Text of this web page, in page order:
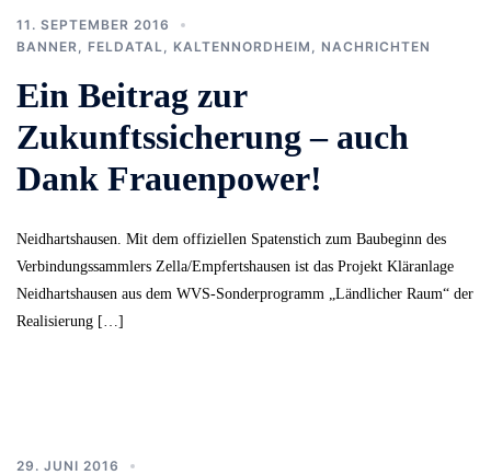
11. SEPTEMBER 2016
BANNER
FELDATAL KALTENNORDHEIM NACHRICHTEN
Ein Beitrag zur
Zukunftssicherung – auch
Dank Frauenpower!
Neidhartshausen. Mit dem offiziellen Spatenstich zum Baubeginn des
Verbindungssammlers Zella/Empfertshausen ist das Projekt Kläranlage
Neidhartshausen aus dem WVS-Sonderprogramm „Ländlicher Raum“ der
Realisierung […]
29. JUNI 2016